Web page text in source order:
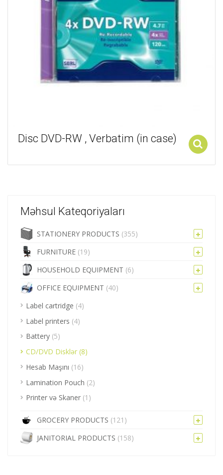
Disc DVD-RW , Verbatim (in case)
Məhsul Kateqoriyaları
STATIONERY PRODUCTS (355)
FURNITURE (19)
HOUSEHOLD EQUIPMENT (6)
OFFICE EQUIPMENT (40)
Label cartridge (4)
Label printers (4)
Battery (5)
CD/DVD Disklər (8)
Hesab Maşını (16)
Lamination Pouch (2)
Printer və Skaner (1)
GROCERY PRODUCTS (121)
JANITORIAL PRODUCTS (158)